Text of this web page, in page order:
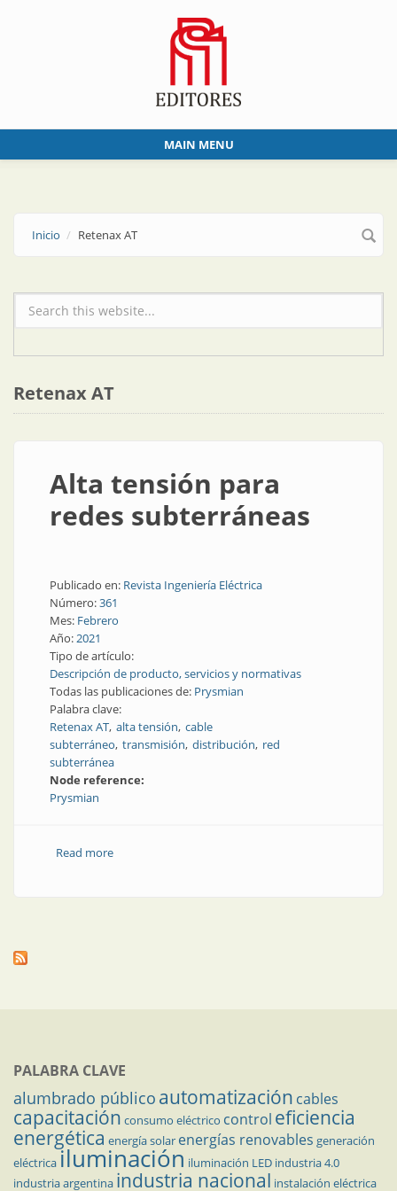
MAIN MENU
Inicio Retenax AT
Formulario de búsqueda
Retenax AT
Alta tensión para
redes subterráneas
Publicado en: Revista Ingeniería Eléctrica
Número:361
Mes: Febrero
Año:2021
Tipo de artículo:
Descripción de producto, servicios y normativas
Todas las publicaciones de: Prysmian
Palabra clave:
Retenax AT alta tensión cable
subterráneo transmisión distribución red
subterránea
Node reference:
Prysmian
Read moreabout Alta tensión para redes subterráneas
PALABRA CLAVE
alumbrado público automatización cables
capacitación consumo eléctrico control eficiencia
energética energía solar energías renovables generación
eléctricailuminación iluminación LED industria 4.0
industria argentina industria nacional instalación eléctrica